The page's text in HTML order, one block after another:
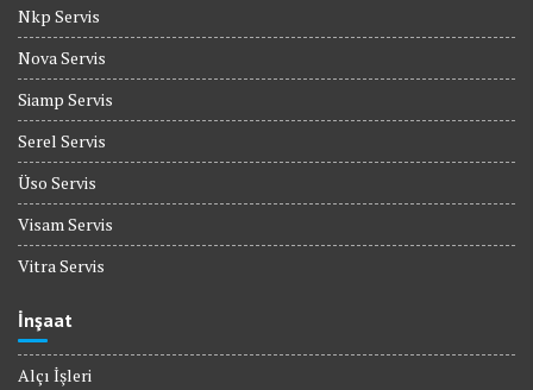
Nkp Servis
Nova Servis
Siamp Servis
Serel Servis
Üso Servis
Visam Servis
Vitra Servis
İnşaat
Alçı İşleri